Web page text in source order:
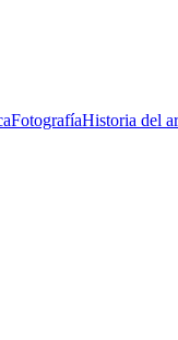
FotografíaHistoria del